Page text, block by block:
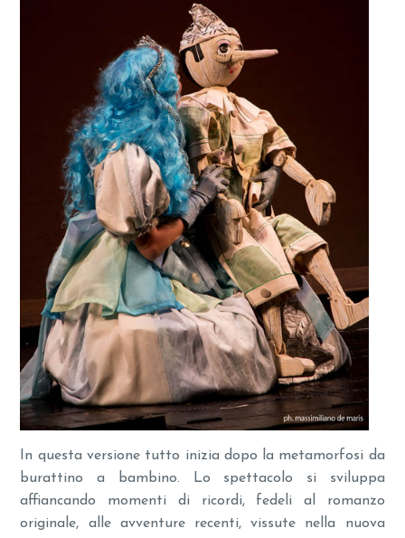
In questa versione tutto inizia dopo la metamorfosi da
burattino a bambino. Lo spettacolo si sviluppa
affiancando momenti di ricordi, fedeli al romanzo
originale, alle avventure recenti, vissute nella nuova